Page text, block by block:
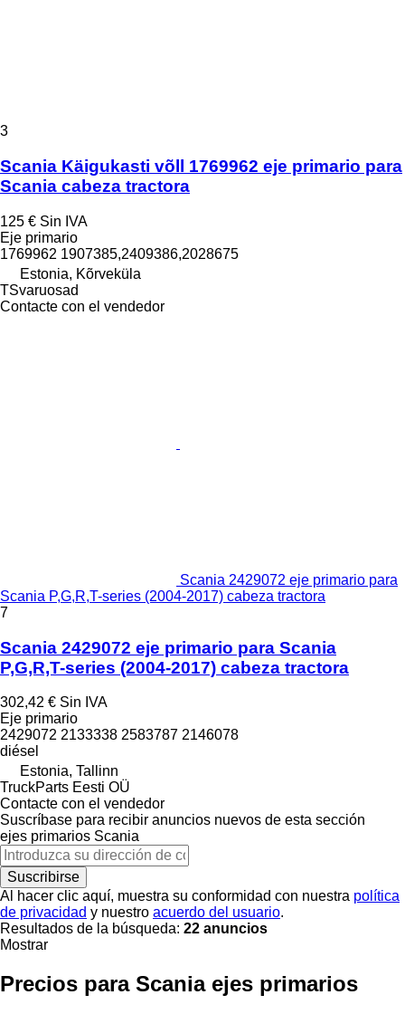
3
Scania Käigukasti võll 1769962 eje primario para
Scania cabeza tractora
125 € Sin IVA
Eje primario
1769962 1907385,2409386,2028675
Estonia, Kõrveküla
TSvaruosad
Contacte con el vendedor
Scania 2429072 eje primario para
Scania P,G,R,T-series (2004-2017) cabeza tractora
7
Scania 2429072 eje primario para Scania
P,G,R,T-series (2004-2017) cabeza tractora
302,42 € Sin IVA
Eje primario
2429072 2133338 2583787 2146078
diésel
Estonia, Tallinn
TruckParts Eesti OÜ
Contacte con el vendedor
Suscríbase para recibir anuncios nuevos de esta sección
ejes primarios Scania
Suscribirse
Al hacer clic aquí, muestra su conformidad con nuestra política
de privacidad y nuestro acuerdo del usuario.
Resultados de la búsqueda: 22 anuncios
Mostrar
Precios para Scania ejes primarios